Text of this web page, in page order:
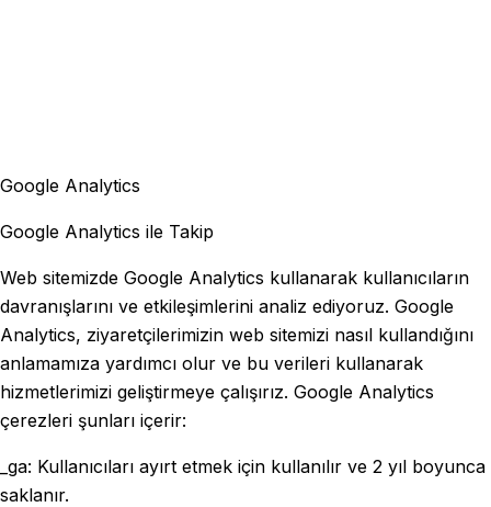
Google Analytics
Google Analytics ile Takip
Web sitemizde Google Analytics kullanarak kullanıcıların
davranışlarını ve etkileşimlerini analiz ediyoruz. Google
Analytics, ziyaretçilerimizin web sitemizi nasıl kullandığını
anlamamıza yardımcı olur ve bu verileri kullanarak
hizmetlerimizi geliştirmeye çalışırız. Google Analytics
çerezleri şunları içerir:
_ga: Kullanıcıları ayırt etmek için kullanılır ve 2 yıl boyunca
saklanır.